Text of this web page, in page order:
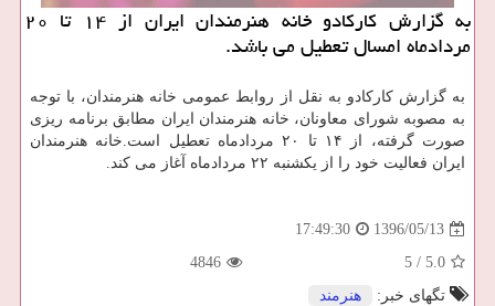
به گزارش كاركادو خانه هنرمندان ایران از ۱۴ تا ۲۰
مردادماه امسال تعطیل می باشد.
به گزارش كاركادو به نقل از روابط عمومی خانه هنرمندان، با توجه
به مصوبه شورای معاونان، خانه هنرمندان ایران مطابق برنامه ریزی
صورت گرفته، از ۱۴ تا ۲۰ مردادماه تعطیل است.خانه هنرمندان
ایران فعالیت خود را از یكشنبه ۲۲ مردادماه آغاز می كند.
1396/05/13
17:49:30
5.0
/
5
4846
تگهای خبر:
هنرمند